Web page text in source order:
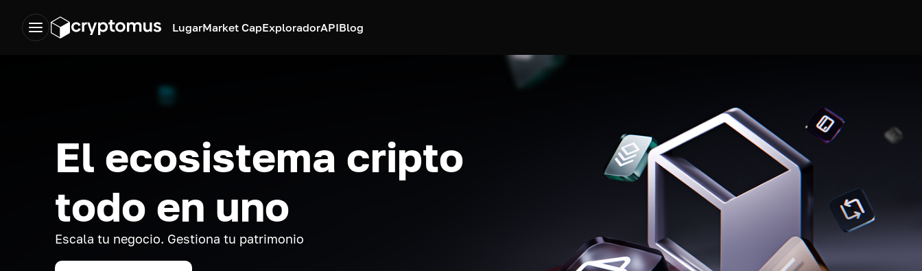
LugarMarket CapExploradorAPIBlog
El ecosistema cripto
todo en uno
Escala tu negocio. Gestiona tu patrimonio